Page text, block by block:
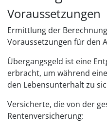
Voraussetzungen
Ermittlung der
Voraussetzungen für den
Übergangsgeld ist eine
erbracht, um während
den Lebensunterhalt zu
Versicherte, die von der
Rentenversicherung: